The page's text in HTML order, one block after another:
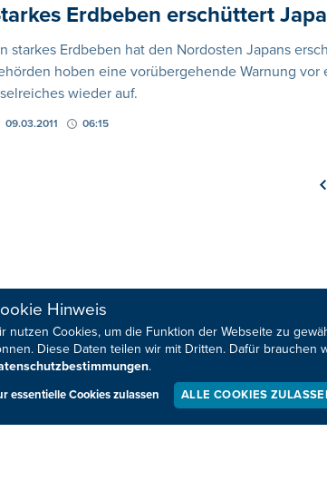
Erdbeben erschüttert
starkes Erdbeben hat den Nordosten Japans
hoben eine vorübergehende Warnung
wieder auf.
09.03.2011 06:15
SPORT
MEINUNG
KULTUR
WM 2026
Hinweis
nutzen Cookies, um die Funktion der Webseite zu
Diese Daten teilen wir mit Dritten. Dafür brauchen
.
essentielle Cookies zulassen ALLE COOKIES